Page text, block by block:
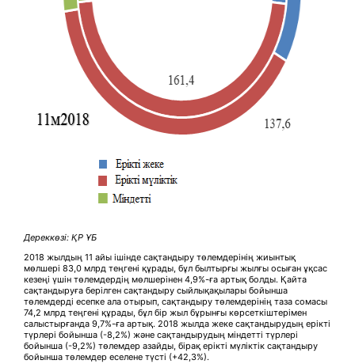
Дереккөзі: ҚР ҰБ
2018 жылдың 11 айы ішінде сақтандыру төлемдерінің жиынтық
мөлшері 83,0 млрд теңгені құрады, бұл былтырғы жылғы осыған ұқсас
кезеңі үшін төлемдердің мөлшерінен 4,9%-ға артық болды. Қайта
сақтандыруға берілген сақтандыру сыйлықақылары бойынша
төлемдерді есепке ала отырып, сақтандыру төлемдерінің таза сомасы
74,2 млрд теңгені құрады, бұл бір жыл бұрынғы көрсеткіштерімен
салыстырғанда 9,7%-ға артық. 2018 жылда жеке сақтандырудың ерікті
түрлері бойынша (-8,2%) және сақтандырудың міндетті түрлері
бойынша (-9,2%) төлемдер азайды, бірақ ерікті мүліктік сақтандыру
бойынша төлемдер еселене түсті (+42,3%).